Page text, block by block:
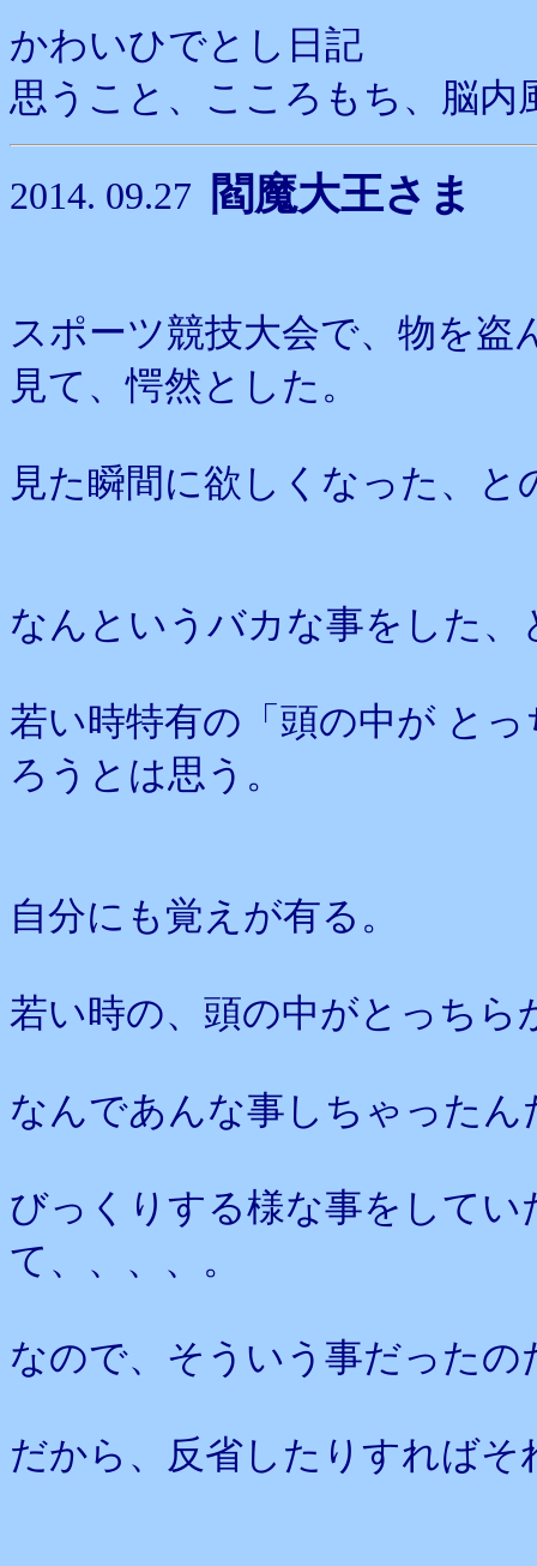
かわいひでとし日記
思うこと、こころもち、脳内
2014. 09.27 閻魔大王さま
スポーツ競技大会で、物を
見て、愕然とした。
見た瞬間に欲しくなった、と
なんというバカな事をした
若い時特有の「頭の中が と
ろうとは思う。
自分にも覚えが有る。
若い時の、頭の中がとっちら
なんであんな事しちゃったん
びっくりする様な事をして
て、、、、。
なので、そういう事だったの
だから、反省したりすれば